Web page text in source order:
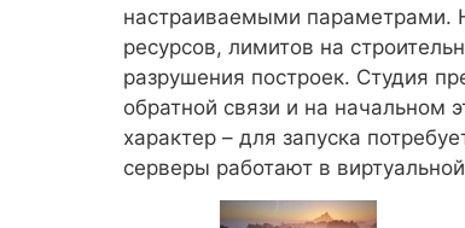
настраиваемыми параметрами.
ресурсов, лимитов на
разрушения построек. Студия
обратной связи и на начальном
характер – для запуска
серверы работают в